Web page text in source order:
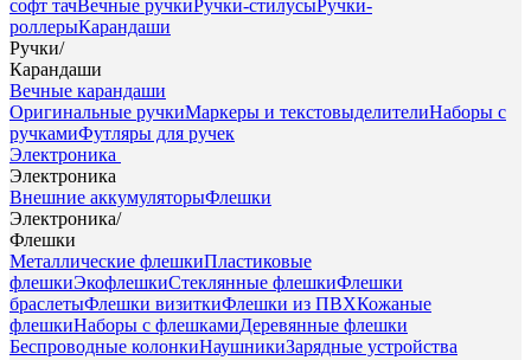
софт тачВечные ручкиРучки-стилусыРучки-
роллерыКарандаши
Ручки/
Карандаши
Вечные карандаши
Оригинальные ручкиМаркеры и текстовыделителиНаборы с
ручкамиФутляры для ручек
Электроника
Электроника
Внешние аккумуляторыФлешки
Электроника/
Флешки
Металлические флешкиПластиковые
флешкиЭкофлешкиСтеклянные флешкиФлешки
браслетыФлешки визиткиФлешки из ПВХКожаные
флешкиНаборы с флешкамиДеревянные флешки
Беспроводные колонкиНаушникиЗарядные устройства